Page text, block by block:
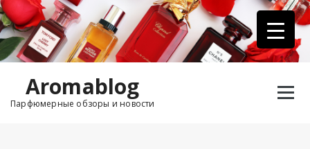
Перейти
к
содержимому
Aromablog
Парфюмерные обзоры и новости